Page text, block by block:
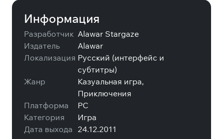
Информация
Разработчик Alawar Stargaze
Издатель
Alawar
Локализация Русский (интерфейс и
субтитры)
Жанр
Казуальная игра,
Приключения
Платформа
PC
Категория
Игра
Дата выхода 24.12.2011